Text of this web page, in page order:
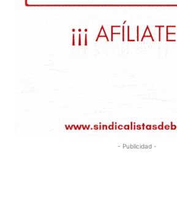
- Publicidad -